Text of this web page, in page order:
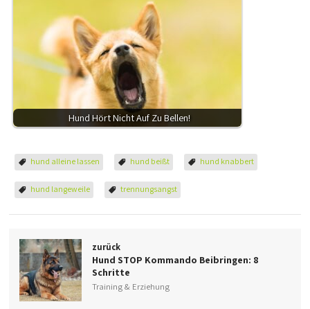
Hund Hört Nicht Auf Zu Bellen!
hund alleine lassen hund beißt hund knabbert
hund langeweile trennungsangst
zurück
Hund STOP Kommando Beibringen: 8
Schritte
Training & Erziehung